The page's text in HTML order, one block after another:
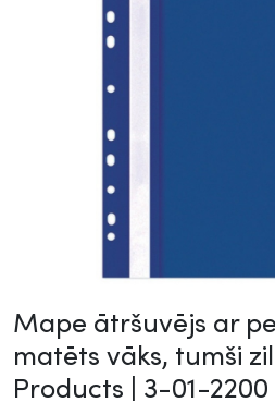
Mape ātršuvējs ar
matēts vāks, tumši
Products | 3-01-2200